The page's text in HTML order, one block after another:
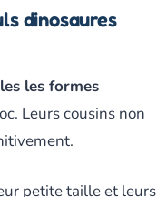
dinosaures
les formes
Leurs cousins non
petite taille et leurs